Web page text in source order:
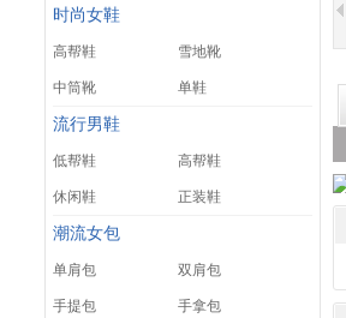
时尚女鞋
高帮鞋 雪地靴
中筒靴 单鞋
流行男鞋
低帮鞋 高帮鞋
休闲鞋 正装鞋
潮流女包
单肩包 双肩包
手提包 手拿包